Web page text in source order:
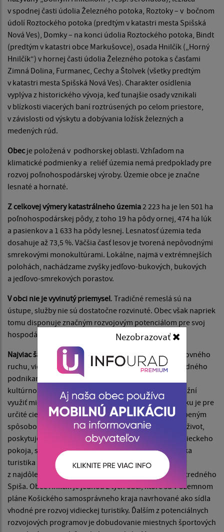
Nezobrazovať
v spodnej časti údolia Železného potoka, Roztoky – v bočnom
údolí Roztockého potoka (predtým v katastri mesta Spišská
Nová Ves), Domky – na konci údolia Roztockého potoka, Bindt
(predtým v katastri obce Markušovce), osada Hnilčík („Horný
Hnilčík“) v hornej časti údolia Železného potoka s časťami
Zimná Dolina, Furmanec, Cechy a Štolvek (všetky predtým
v katastri mesta Spišská Nová Ves). Charakter osídlenia
vyplýva z historického vývoja, keď tunajšie osady vznikali
v blízkosti viacerých baní roztrúsených po celom priestore,
v závislosti od výskytu a dobývania ložísk železných a
medených rúd.
Obecje položená v podhorskej oblasti. Vzhľadom na
klimatické podmienky a reliéf územia nemá predpoklady pre
rozvoj poľnohospodárskej výroby. Územie obce je značne
lesnaté a hornaté.
Z celkovej výmery katastrálneho územia 2 223 ha je len 501 ha
poľnohospodárskej pôdy, z toho 19 ha pôdy ornej, 474 ha lúk
a pasienkov a 1 633 ha pôdy lesnej. Lesnatosť územia teda
dosahuje až 73,5 %. Väčšia časť lesov je tvorená nepôvodnými
smrekovými monokultúrami. Lokálne, najmä v extrémnejších
polohách, nachádzame zvyšky jedľovo-bukových, bukových
a jedľovo-smrekových porastov.
V obci nie je vyvinutý priemysel. Tradičné remeslá sú na
ústupe, služby nie sú dostatočne rozvinuté. Obec však napriek
tomu disponuje značným rozvojovým potenciálom pre svoj
hospodársky vývoj.
Najviac šancí
pre napredovanie umožňuje rozvoj cestovného
ruchu, vidieckej turistiky, agroturistiky, malého a stredného
podnikania založeného na miestnych špecifikách, na
kultúrnom a prírodnom dedičstve. Ich rozvinutie umožní
využiť miestnu pracovnú silu. Samotný pobyt na vidieku je pre
určité cieľové skupiny turistov žiadaným a veľmi obľúbeným
spôsobom rekreácie. Vidiek im ponúka iný pohľad na život,
poskytuje im možnosť zažiť nepoznanú atmosféru vidieckeho
pokoja, stáva sa zdrojom oddychu a rekreácie. Vidiecka
turistika má značné predpoklady stať sa jedným
z najdôležitejších rozvojových prvkov obcí na území stredného
Spiša. Obec Hnilčík je jednou z tých obcí, ktoré sú v Územnom
pláne Košického samosprávneho kraja navrhované ako sídla
vhodné pre rozvoj vidieckej turistiky. Ďalším z potenciálnych
rozvojových programov je dobudovanie miestnych športových